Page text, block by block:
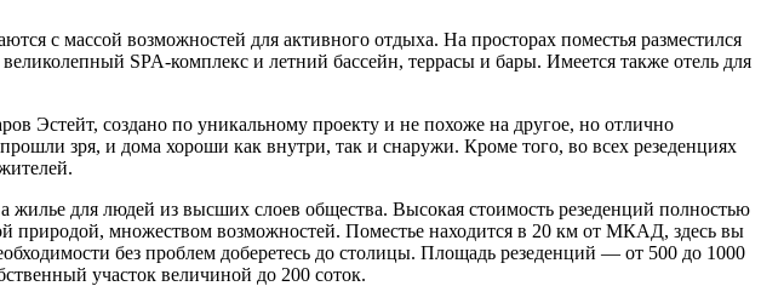
с массой возможностей для активного отдыха. На просторах поместья разместился
SPA-комплекс и летний бассейн, террасы и бары. Имеется также отель для
Эстейт, создано по уникальному проекту и не похоже на другое, но отлично
зря, и дома хороши как внутри, так и снаружи. Кроме того, во всех резеденциях
жилье для людей из высших слоев общества. Высокая стоимость резеденций полностью
природой, множеством возможностей. Поместье находится в 20 км от МКАД, здесь вы
без проблем доберетесь до столицы. Площадь резеденций — от 500 до 1000
участок величиной до 200 соток.